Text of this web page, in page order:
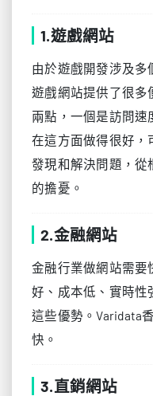
1.遊戲網站
由於遊戲開發涉及多
遊戲網站提供了很多
兩點，一個是訪問速
在這方面做得很好，
發現和解決問題，從
的擔憂。
2.金融網站
金融行業做網站需要
好、成本低、實時性
這些優勢。Varidata
快。
3.直銷網站